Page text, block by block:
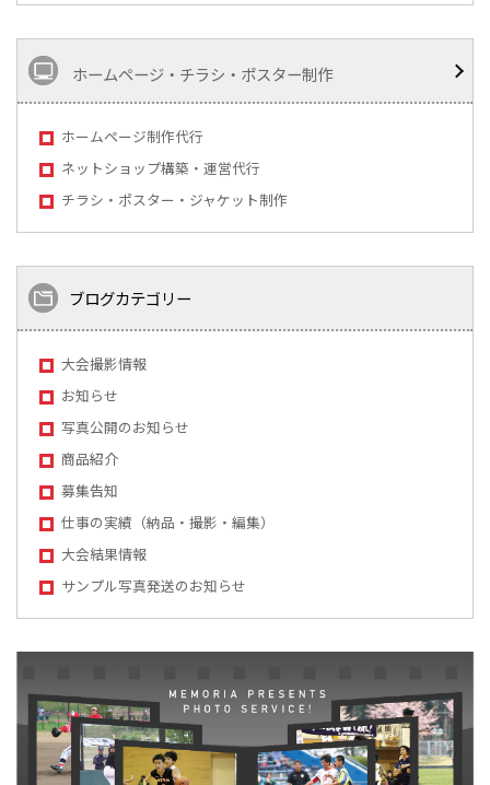
ホームページ・チラシ・ポスター制作
ホームページ制作代行
ネットショップ構築・運営代行
チラシ・ポスター・ジャケット制作
ブログカテゴリー
大会撮影情報
お知らせ
写真公開のお知らせ
商品紹介
募集告知
仕事の実績（納品・撮影・編集）
大会結果情報
サンプル写真発送のお知らせ